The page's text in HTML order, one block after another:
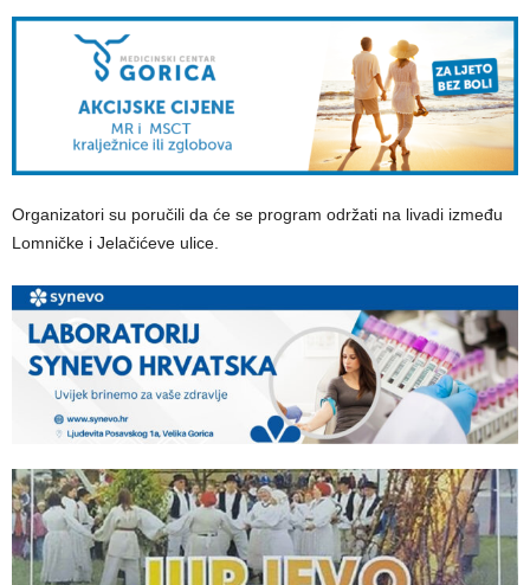
Organizatori su poručili da će se program održati na livadi između
Lomničke i Jelačićeve ulice.